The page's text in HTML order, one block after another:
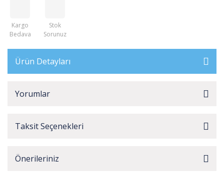
Kargo
Bedava
Stok
Sorunuz
Ürün Detayları
Yorumlar
Taksit Seçenekleri
Önerileriniz